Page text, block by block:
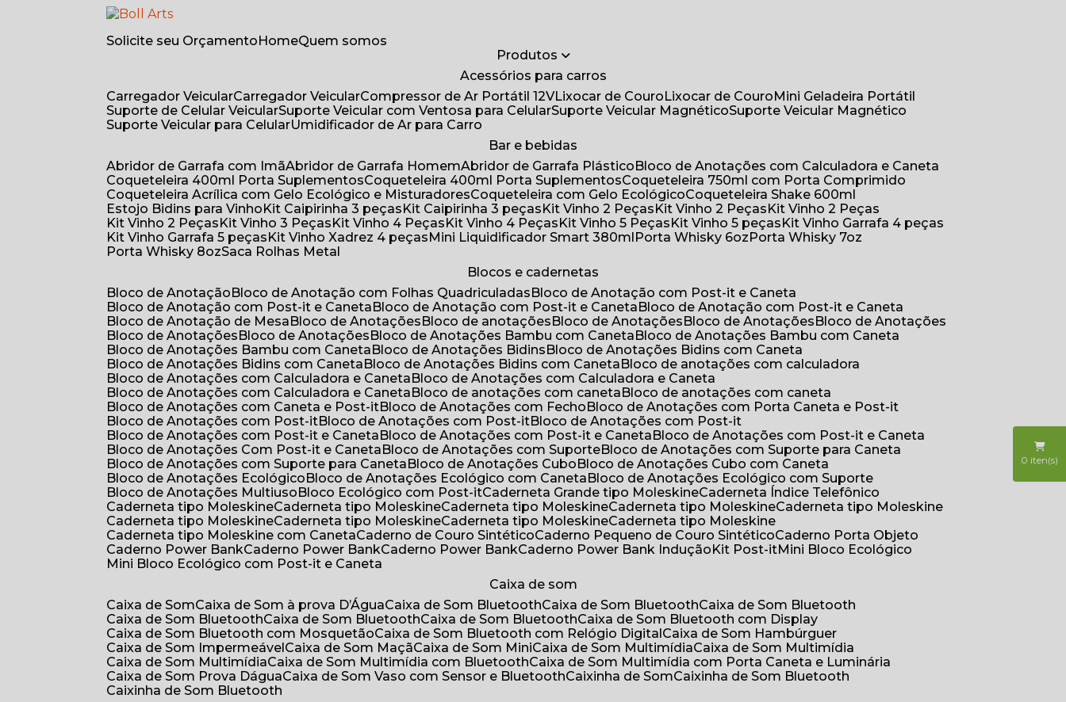
Solicite seu Orçamento Home
Quem somos
Produtos
Acessórios para carros
Carregador Veicular
Carregador Veicular Compressor de Ar Portátil 12V Lixocar de Couro Lixocar de Couro
Mini Geladeira Portátil
Suporte de Celular Veicular Suporte Veicular com Ventosa para Celular Suporte Veicular Magnético
Suporte Veicular Magnético
Suporte Veicular para Celular
Umidificador de Ar para Carro
Bar e bebidas
Abridor de Garrafa com Imã
Abridor de Garrafa Homem Abridor de Garrafa Plástico
Bloco de Anotações com Calculadora e Caneta
Coqueteleira 400ml Porta Suplementos
Coqueteleira 400ml Porta Suplementos
Coqueteleira 750ml com Porta Comprimido
Coqueteleira Acrílica com Gelo Ecológico e Misturadores
Coqueteleira com Gelo Ecológico
Coqueteleira Shake 600ml
Estojo Bidins para Vinho
Kit Caipirinha 3 peças Kit Caipirinha 3 peças Kit Vinho 2 Peças Kit Vinho 2 Peças
Kit Vinho 2 Peças
Kit Vinho 2 Peças
Kit Vinho 3 Peças Kit Vinho 4 Peças Kit Vinho 4 Peças Kit Vinho 5 Peças Kit Vinho 5 peças
Kit Vinho Garrafa 4 peças
Kit Vinho Garrafa 5 peças
Kit Vinho Xadrez 4 peças Mini Liquidificador Smart 380ml Porta Whisky 6oz
Porta Whisky 7oz
Porta Whisky 8oz
Saca Rolhas Metal
Blocos e cadernetas
Bloco de Anotação
Bloco de Anotação com Folhas Quadriculadas
Bloco de Anotação com Post-it e Caneta
Bloco de Anotação com Post-it e Caneta
Bloco de Anotação com Post-it e Caneta
Bloco de Anotação com Post-it e Caneta
Bloco de Anotação de Mesa
Bloco de Anotações Bloco de anotações Bloco de Anotações Bloco de Anotações
Bloco de Anotações
Bloco de Anotações
Bloco de Anotações Bloco de Anotações Bambu com Caneta
Bloco de Anotações Bambu com Caneta
Bloco de Anotações Bambu com Caneta
Bloco de Anotações Bidins
Bloco de Anotações Bidins com Caneta
Bloco de Anotações Bidins com Caneta
Bloco de Anotações Bidins com Caneta
Bloco de anotações com calculadora
Bloco de Anotações com Calculadora e Caneta
Bloco de Anotações com Calculadora e Caneta
Bloco de Anotações com Calculadora e Caneta
Bloco de anotações com caneta
Bloco de anotações com caneta
Bloco de Anotações com Caneta e Post-it
Bloco de Anotações com Fecho
Bloco de Anotações com Porta Caneta e Post-it
Bloco de Anotações com Post-it
Bloco de Anotações com Post-it
Bloco de Anotações com Post-it
Bloco de Anotações com Post-it e Caneta
Bloco de Anotações com Post-it e Caneta
Bloco de Anotações com Post-it e Caneta
Bloco de Anotações Com Post-it e Caneta
Bloco de Anotações com Suporte
Bloco de Anotações com Suporte para Caneta
Bloco de Anotações com Suporte para Caneta
Bloco de Anotações Cubo
Bloco de Anotações Cubo com Caneta
Bloco de Anotações Ecológico
Bloco de Anotações Ecológico com Caneta
Bloco de Anotações Ecológico com Suporte
Bloco de Anotações Multiuso
Bloco Ecológico com Post-it Caderneta Grande tipo Moleskine
Caderneta Índice Telefônico
Caderneta tipo Moleskine
Caderneta tipo Moleskine Caderneta tipo Moleskine Caderneta tipo Moleskine
Caderneta tipo Moleskine
Caderneta tipo Moleskine
Caderneta tipo Moleskine Caderneta tipo Moleskine
Caderneta tipo Moleskine
Caderneta tipo Moleskine com Caneta
Caderno de Couro Sintético Caderno Pequeno de Couro Sintético
Caderno Porta Objeto
Caderno Power Bank
Caderno Power Bank Caderno Power Bank Caderno Power Bank Indução Kit Post-it
Mini Bloco Ecológico
Mini Bloco Ecológico com Post-it e Caneta
Caixa de som
Caixa de Som
Caixa de Som à prova D’Água Caixa de Som Bluetooth Caixa de Som Bluetooth
Caixa de Som Bluetooth
Caixa de Som Bluetooth
Caixa de Som Bluetooth Caixa de Som Bluetooth
Caixa de Som Bluetooth com Display
Caixa de Som Bluetooth com Mosquetão
Caixa de Som Bluetooth com Relógio Digital
Caixa de Som Hambúrguer
Caixa de Som Impermeável
Caixa de Som Maçã Caixa de Som Mini Caixa de Som Multimídia
Caixa de Som Multimídia
Caixa de Som Multimídia
Caixa de Som Multimídia com Bluetooth
Caixa de Som Multimídia com Porta Caneta e Luminária
Caixa de Som Prova Dágua
Caixa de Som Vaso com Sensor e Bluetooth Caixinha de Som
Caixinha de Som Bluetooth
Caixinha de Som Bluetooth
0 iten(s)